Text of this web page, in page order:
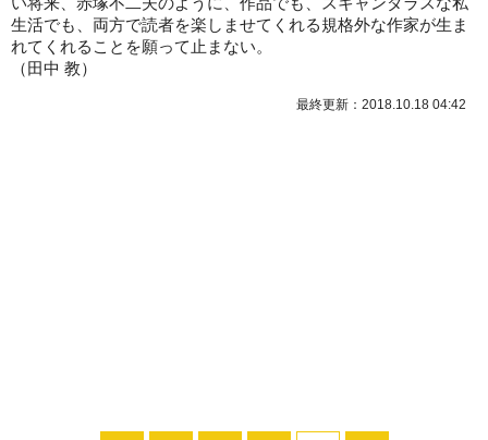
生活でも、両方で読者を楽しませてくれる規格外な作家が生ま
れてくれることを願って止まない。
（田中 教）
最終更新：2018.10.18 04:42